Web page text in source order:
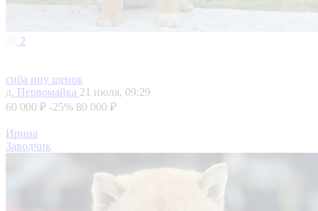
2
сиба ину щенок
д. Первомайка 21 июля, 09:29
60 000 ₽ -25% 80 000 ₽
Ирина
Заводчик